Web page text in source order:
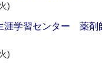
)
涯学習センター 薬剤
)